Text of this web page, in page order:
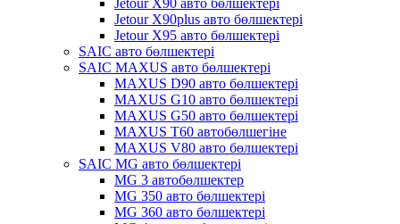
Jetour X90 авто бөлшектері
Jetour X90plus авто бөлшектері
Jetour X95 авто бөлшектері
SAIC авто бөлшектері
SAIC MAXUS авто бөлшектері
MAXUS D90 авто бөлшектері
MAXUS G10 авто бөлшектері
MAXUS G50 авто бөлшектері
MAXUS T60 автобөлшегіне
MAXUS V80 авто бөлшектері
SAIC MG авто бөлшектері
MG 3 автобөлшектер
MG 350 авто бөлшектері
MG 360 авто бөлшектері